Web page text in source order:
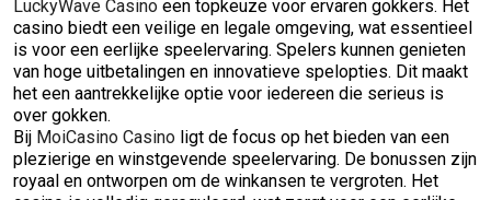
LuckyWave Casino een topkeuze voor ervaren gokkers. Het
casino biedt een veilige en legale omgeving, wat essentieel
is voor een eerlijke speelervaring. Spelers kunnen genieten
van hoge uitbetalingen en innovatieve spelopties. Dit maakt
het een aantrekkelijke optie voor iedereen die serieus is
over gokken.
Bij MoiCasino Casino ligt de focus op het bieden van een
plezierige en winstgevende speelervaring. De bonussen zijn
royaal en ontworpen om de winkansen te vergroten. Het